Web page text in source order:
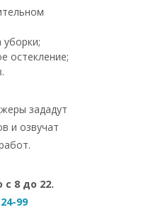
остекление;
зададут
и озвучат
8 до 22.
99